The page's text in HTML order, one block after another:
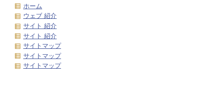
ホーム
ウェブ 紹介
サイト 紹介
サイト 紹介
サイトマップ
サイトマップ
サイトマップ